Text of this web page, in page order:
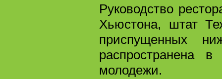
Руководство
Хьюстона, штат
приспущенных
распространена
молодежи.